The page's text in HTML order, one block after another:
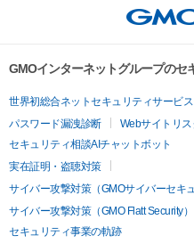
GMOインターネットグループのセ
世界初総合ネットセキュリティサービス
パスワード漏洩診断
Webサイトリ
セキュリティ相談AIチャットボット
実在証明・盗聴対策
サイバー攻撃対策（GMOサイバーセキ
サイバー攻撃対策（GMO Flatt Security）
セキュリティ事業の軌跡